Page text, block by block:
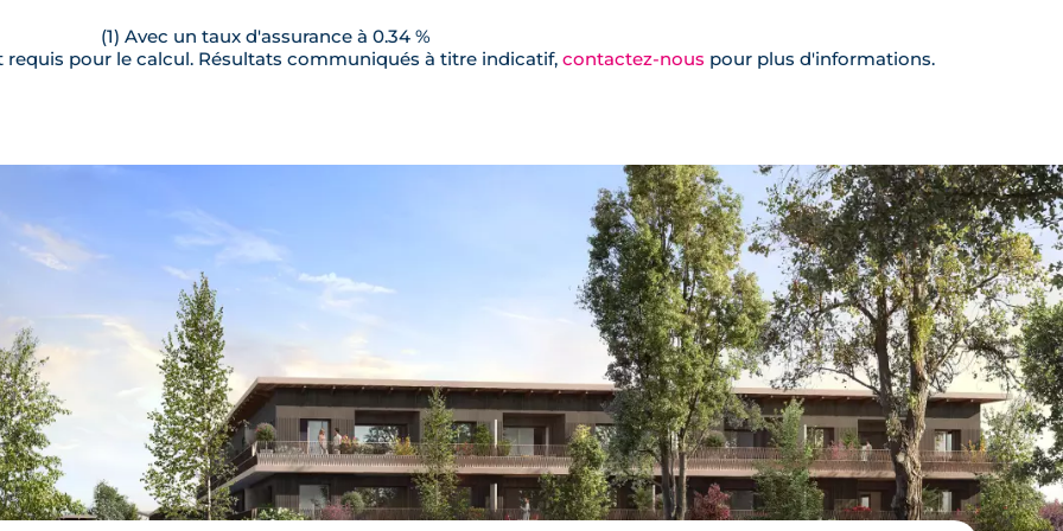
(1) Avec un taux d'assurance à 0.34 %
pour le calcul. Résultats communiqués à titre indicatif, contactez-nous pour plus d'informations.